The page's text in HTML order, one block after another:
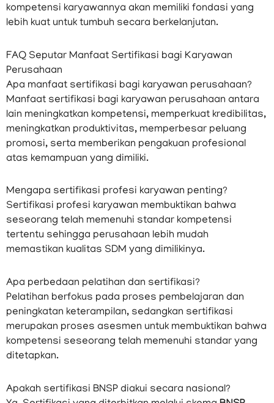
kompetensi karyawannya akan memiliki fondasi yang
lebih kuat untuk tumbuh secara berkelanjutan.
FAQ Seputar Manfaat Sertifikasi bagi Karyawan
Perusahaan
Apa manfaat sertifikasi bagi karyawan perusahaan?
Manfaat sertifikasi bagi karyawan perusahaan antara
lain meningkatkan kompetensi, memperkuat kredibilitas,
meningkatkan produktivitas, memperbesar peluang
promosi, serta memberikan pengakuan profesional
atas kemampuan yang dimiliki.
Mengapa sertifikasi profesi karyawan penting?
Sertifikasi profesi karyawan membuktikan bahwa
seseorang telah memenuhi standar kompetensi
tertentu sehingga perusahaan lebih mudah
memastikan kualitas SDM yang dimilikinya.
Apa perbedaan pelatihan dan sertifikasi?
Pelatihan berfokus pada proses pembelajaran dan
peningkatan keterampilan, sedangkan sertifikasi
merupakan proses asesmen untuk membuktikan bahwa
kompetensi seseorang telah memenuhi standar yang
ditetapkan.
Apakah sertifikasi BNSP diakui secara nasional?